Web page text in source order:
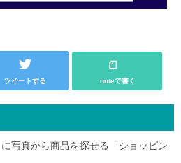
ツイートする noteで書く
写真から商品を探せる「ショッピン